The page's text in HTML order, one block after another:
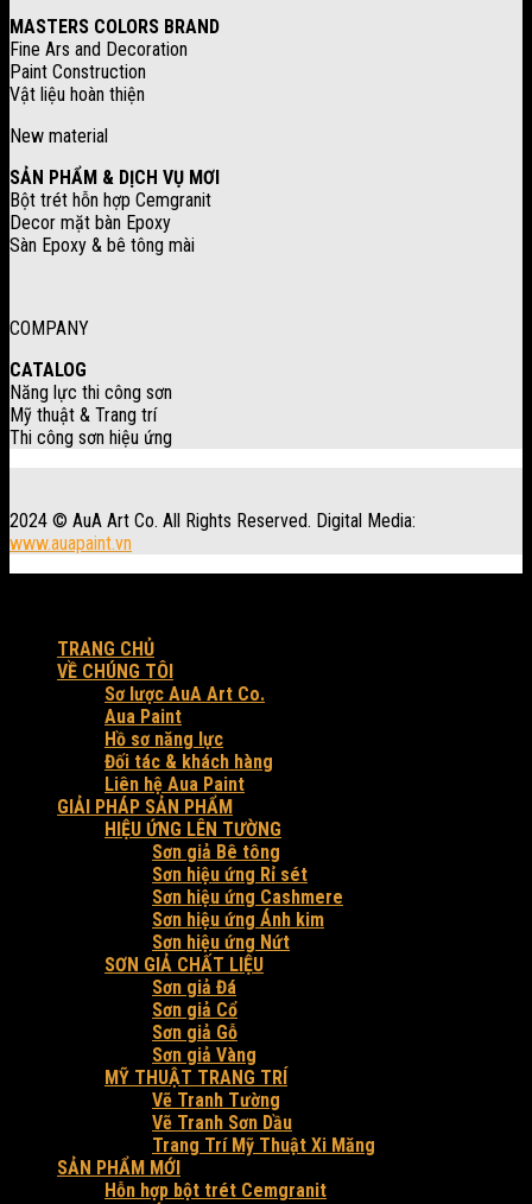
MASTERS COLORS BRAND
Fine Ars and Decoration
Paint Construction
Vật liệu hoàn thiện
New material
SẢN PHẨM & DỊCH VỤ MƠI
Bột trét hỗn hợp Cemgranit
Decor mặt bàn Epoxy
Sàn Epoxy & bê tông mài
COMPANY
CATALOG
Năng lực thi công sơn
Mỹ thuật & Trang trí
Thi công sơn hiệu ứng
2024 © AuA Art Co. All Rights Reserved. Digital Media:
www.auapaint.vn
TRANG CHỦ
VỀ CHÚNG TÔI
Sơ lược AuA Art Co.
Aua Paint
Hồ sơ năng lực
Đối tác & khách hàng
Liên hệ Aua Paint
GIẢI PHÁP SẢN PHẨM
HIỆU ỨNG LÊN TƯỜNG
Sơn giả Bê tông
Sơn hiệu ứng Rỉ sét
Sơn hiệu ứng Cashmere
Sơn hiệu ứng Ánh kim
Sơn hiệu ứng Nứt
SƠN GIẢ CHẤT LIỆU
Sơn giả Đá
Sơn giả Cổ
Sơn giả Gỗ
Sơn giả Vàng
MỸ THUẬT TRANG TRÍ
Vẽ Tranh Tường
Vẽ Tranh Sơn Dầu
Trang Trí Mỹ Thuật Xi Măng
SẢN PHẨM MỚI
Hỗn hợp bột trét Cemgranit